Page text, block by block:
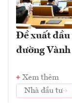
Đề xuất đầu
đường
Xem thêm
Nhà đầu tư